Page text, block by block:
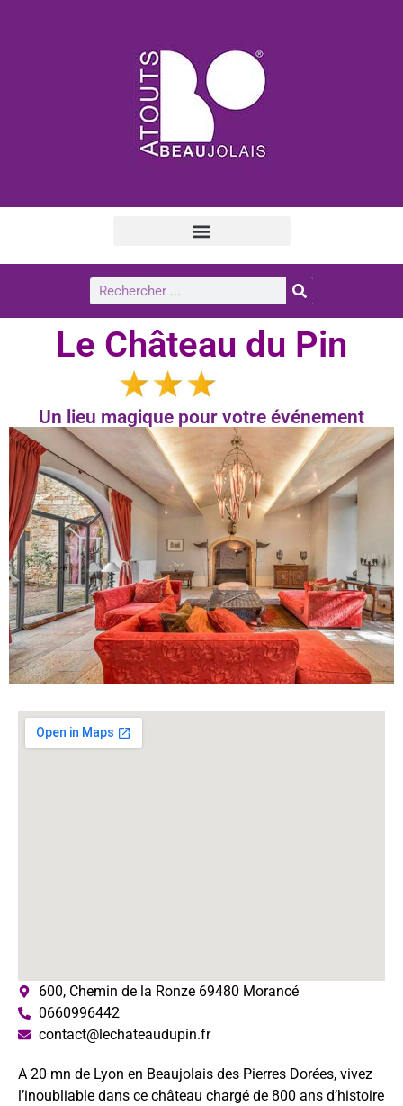
Le Château du Pin
Un lieu magique pour votre événement
600, Chemin de la Ronze 69480 Morancé
0660996442
contact@lechateaudupin.fr
A 20 mn de Lyon en Beaujolais des Pierres Dorées, vivez
l’inoubliable dans ce château chargé de 800 ans d’histoire